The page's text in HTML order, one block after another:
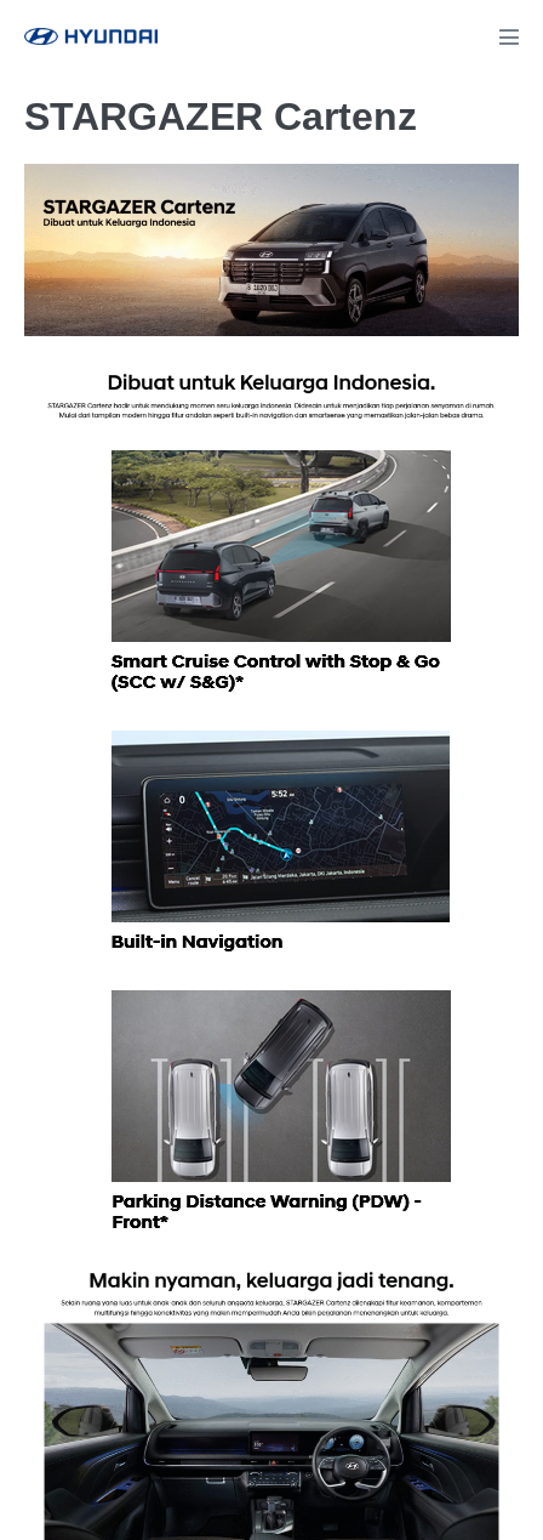
STARGAZER Cartenz